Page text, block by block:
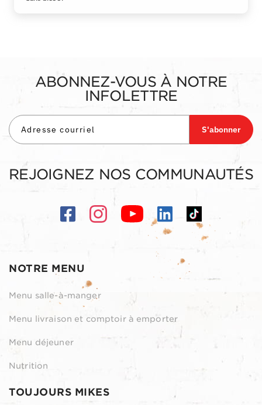
NOTRE MENU
Menu salle-à-manger
Menu livraison et comptoir à emporter
Menu déjeuner
Nutrition
TOUJOURS MIKES
ABONNEZ-VOUS À NOTRE
INFOLETTRE
S'abonner
REJOIGNEZ NOS COMMUNAUTÉS